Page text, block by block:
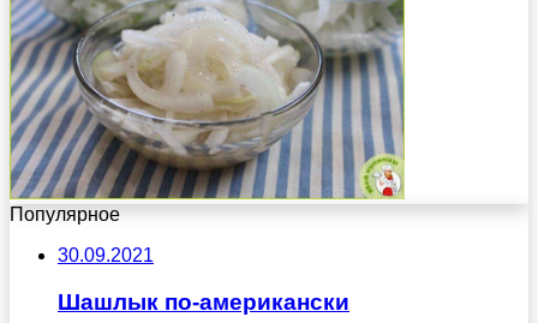
Популярное
30.09.2021
Шашлык по-американски